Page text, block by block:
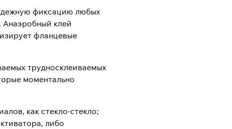
фиксацию любых
Анаэробный клей
фланцевые
трудносклеиваемых
моментально
как стекло-стекло;
либо